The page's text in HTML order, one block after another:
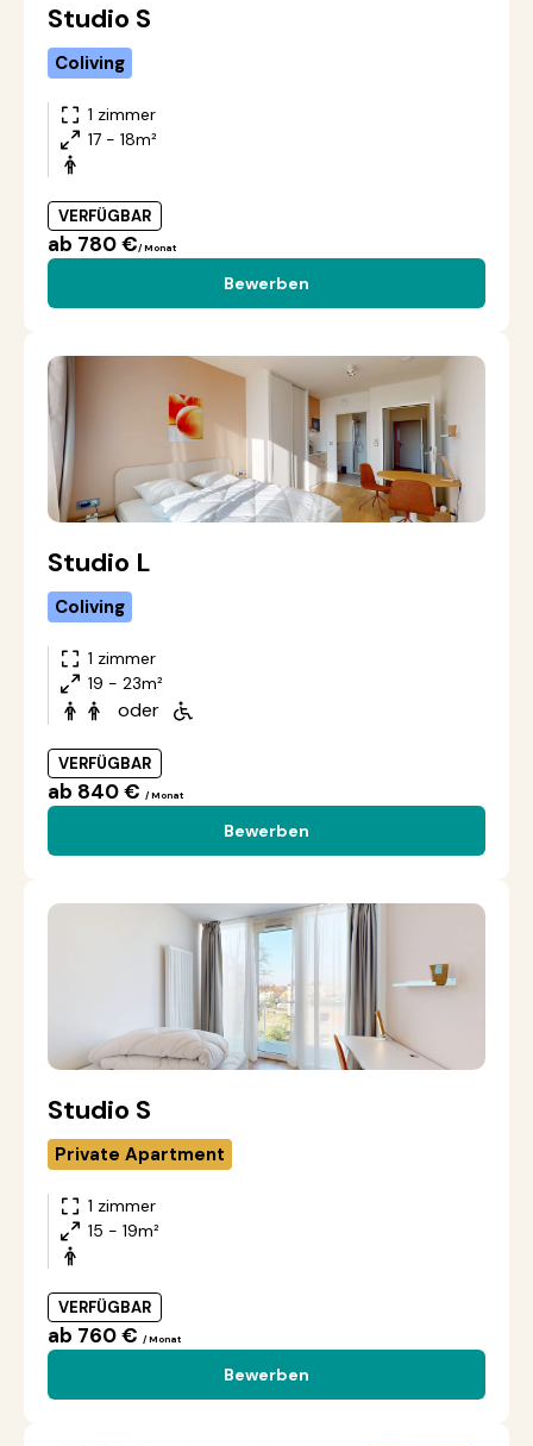
Studio S
Coliving
1 zimmer
17 - 18m²
VERFÜGBAR
ab 780 €/ Monat
Bewerben
Studio L
Coliving
1 zimmer
19 - 23m²
oder
VERFÜGBAR
ab 840 € / Monat
Bewerben
Studio S
Private Apartment
1 zimmer
15 - 19m²
VERFÜGBAR
ab 760 € / Monat
Bewerben